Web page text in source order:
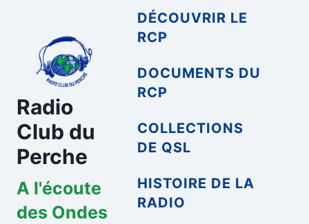
contenu
Radio
Club du
Perche
A l'écoute
des Ondes
DÉCOUVRIR LE
RCP
DOCUMENTS DU
RCP
COLLECTIONS
DE QSL
HISTOIRE DE LA
RADIO